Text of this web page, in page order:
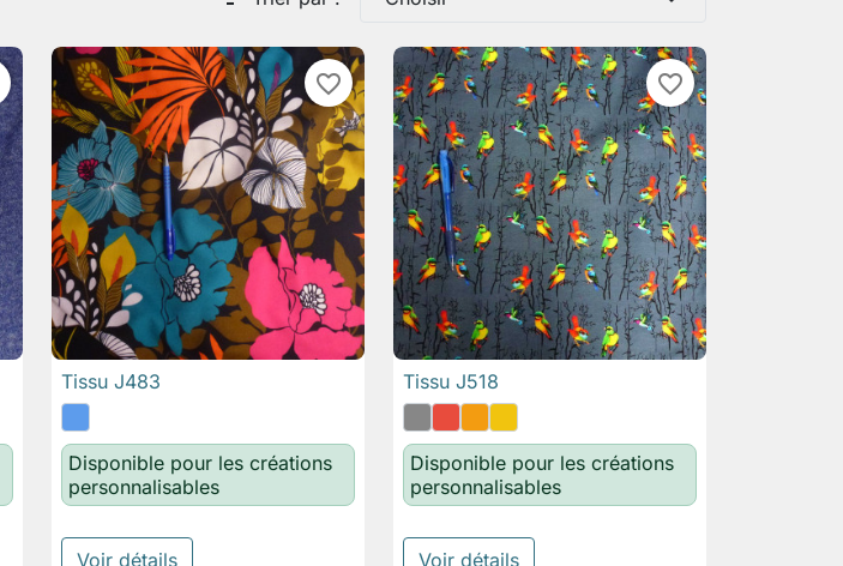
favorite_border
 Aperçu rapide
Tissu J483
Disponible pour les créations
personnalisables
Voir détails
favorite_border

Tissu J518
Disponible pour les créations
personnalisables
Voir détails